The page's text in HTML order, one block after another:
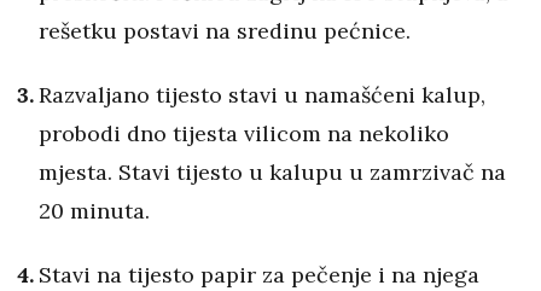
rešetku postavi na sredinu pećnice.
Razvaljano tijesto stavi u namašćeni kalup,
probodi dno tijesta vilicom na nekoliko
mjesta. Stavi tijesto u kalupu u zamrzivač na
20 minuta.
Stavi na tijesto papir za pečenje i na njega